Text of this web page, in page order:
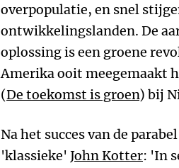
overpopulatie, en snel
ontwikkelingslanden. De
oplossing is een groene
Amerika ooit meegemaakt
(De toekomst is groen) bij
Na het succes van de parabel
'klassieke' John Kotter: 'In